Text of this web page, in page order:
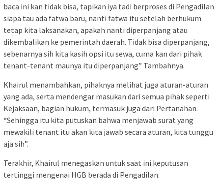
baca ini kan tidak bisa, tapikan iya tadi berproses di Pengadilan
siapa tau ada fatwa baru, nanti fatwa itu setelah berhukum
tetap kita laksanakan, apakah nanti diperpanjang atau
dikembalikan ke pemerintah daerah. Tidak bisa diperpanjang,
sebenarnya sih kita kasih opsi itu sewa, cuma kan dari pihak
tenant-tenant maunya itu diperpanjang” Tambahnya.
Khairul menambahkan, pihaknya melihat juga aturan-aturan
yang ada, serta mendengar masukan dari semua pihak seperti
Kejaksaan, bagian hukum, termasuk juga dari Pertanahan.
“Sehingga itu kita putuskan bahwa menjawab surat yang
mewakili tenant itu akan kita jawab secara aturan, kita tunggu
aja sih”.
Terakhir, Khairul menegaskan untuk saat ini keputusan
tertinggi mengenai HGB berada di Pengadilan.